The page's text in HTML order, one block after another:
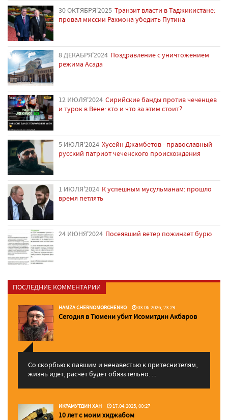
30 ОКТЯБРЯ'2025 Транзит власти в Таджикистане:
провал миссии Рахмона убедить Путина
8 ДЕКАБРЯ'2024 Поздравление с уничтожением
режима Асада
12 ИЮЛЯ'2024 Сирийские банды против чеченцев
и турок в Вене: кто и что за этим стоит?
5 ИЮЛЯ'2024 Хусейн Джамбетов - православный
русский патриот чеченского происхождения
1 ИЮЛЯ'2024 К успешным мусульманам: прошло
время петлять
24 ИЮНЯ'2024 Посеявший ветер пожинает бурю
ПОСЛЕДНИЕ КОММЕНТАРИИ
HAMZA CHERNOMORCHENKO 03.06.2026, 23:29
Сегодня в Тюмени убит Исомитдин Акбаров
Со скорбью к павшим и ненавестью к притеснителям,
жизнь идет, расчет будет обязательно. ...
ИКРАМУТДИН ХАН 17.04.2025, 00:27
10 лет с моим хиджабом